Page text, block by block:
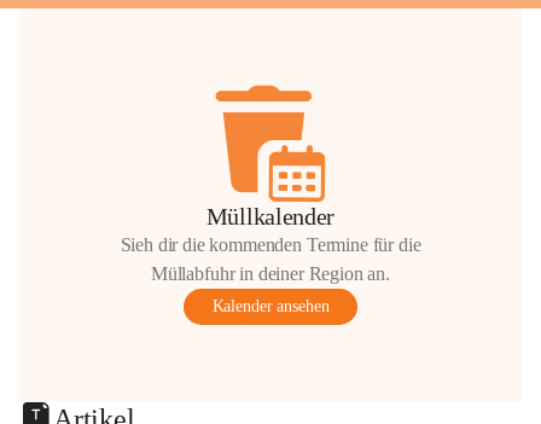
Müllkalender
Sieh dir die kommenden Termine für die
Müllabfuhr in deiner Region an.
Kalender ansehen